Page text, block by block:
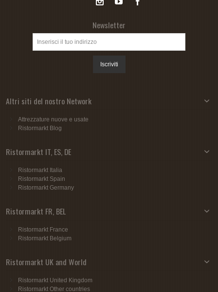
Newsletter
Iscriviti
Altri siti del nostro Network
Attrezzature nuove e usate
Ristormarkt Blog
Ristormarkt IT, ES, DE
Ristormarkt Italia
Ristormarkt Spain
Ristormarkt Germany
Ristormarkt FR, BEL
Ristormarkt France
Ristormarkt Belgium
Ristormarkt UK and World
Ristormarkt United Kingdom
Ristormarkt Other countries